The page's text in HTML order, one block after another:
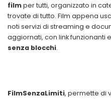
filmper tutti, organizzato in
trovate di tutto. Film appena
noti servizi di streaming e
aggiornati, con link funzionanti e
senza blocchi.
FilmSenzaLimiti, permette di